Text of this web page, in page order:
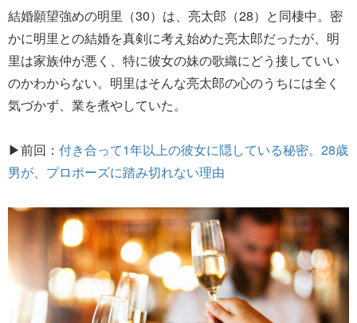
結婚願望強めの明里（30）は、亮太郎（28）と同棲中。密
かに明里との結婚を真剣に考え始めた亮太郎だったが、明
里は家族仲が悪く、特に彼女の妹の歌織にどう接していい
のかわからない。明里はそんな亮太郎の心のうちには全く
気づかず、業を煮やしていた。
▶前回： 付き合って1年以上の彼女に隠している秘密。28歳
男が、プロポーズに踏み切れない理由